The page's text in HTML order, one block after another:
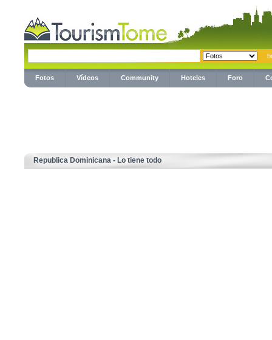
Fotos Vídeos Community Hoteles Foro
Republica Dominicana - Lo tiene todo